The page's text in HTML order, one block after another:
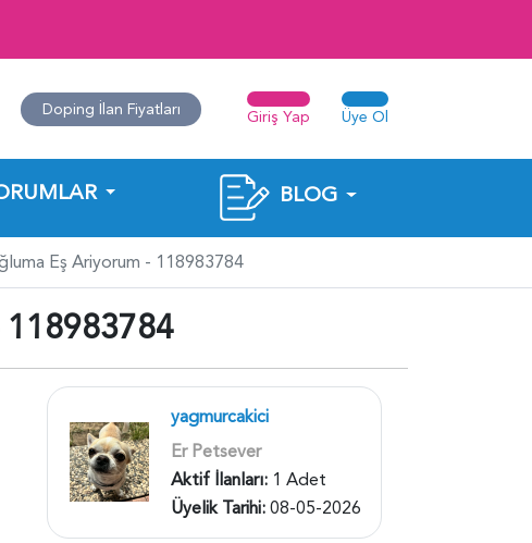
Doping İlan Fiyatları Giriş Yap Üye Ol
BLOG
Eş Ariyorum - 118983784
118983784
yagmurcakici
Er Petsever
Aktif İlanları: 1 Adet
Üyelik Tarihi:08-05-2026